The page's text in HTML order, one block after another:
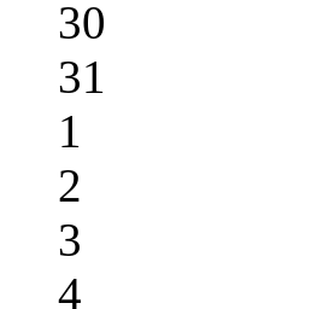
30
31
1
2
3
4